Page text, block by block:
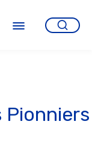
Ouvrir
Pionniers